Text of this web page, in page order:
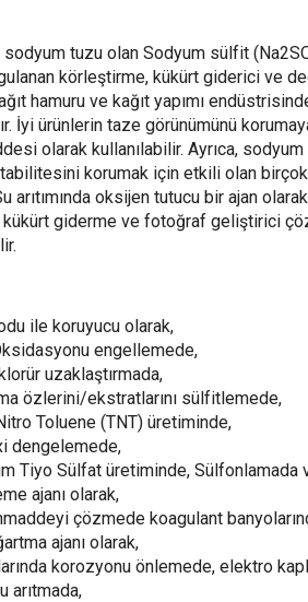
tuzu olan Sodyum sülfit
körleştirme, kükürt giderici ve
hamuru ve kağıt yapımı
İyi ürünlerin taze görünümünü
olarak kullanılabilir. Ayrıca,
korumak için etkili olan
arıtımında oksijen tutucu bir ajan
kükürt giderme ve fotoğraf geliştirici
ile koruyucu olarak,
engellemede,
uzaklaştırmada,
özlerini/ekstratlarını sülfitlemede,
Toluene (TNT) üretiminde,
dengelemede,
Tiyo Sülfat üretiminde, Sülfonlamada
ajanı olarak,
çözmede koagulant
ajanı olarak,
korozyonu önlemede, elektro
arıtmada,